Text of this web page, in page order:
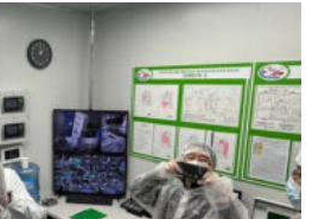
экспедиция
нравственных ценностей